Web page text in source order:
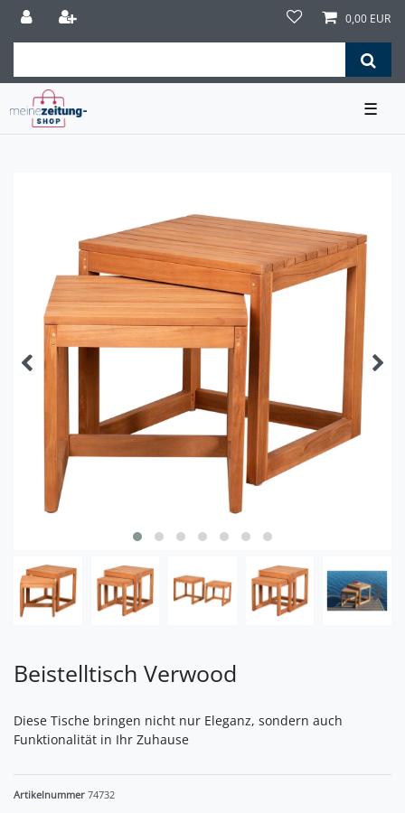
0,00 EUR
☰
Beistelltisch Verwood
Diese Tische bringen nicht nur Eleganz, sondern auch
Funktionalität in Ihr Zuhause
Artikelnummer 74732